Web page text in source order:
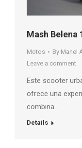
Mash Belena
Motos By Manel
Leave a comment
Este scooter
ofrece una
combina…
Details